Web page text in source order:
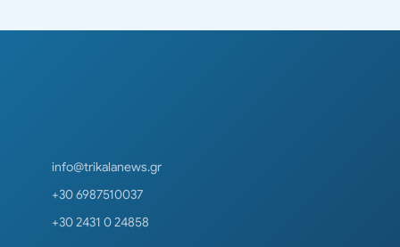
info@trikalanews.gr
+30 6987510037
+30 2431 0 24858